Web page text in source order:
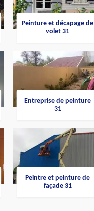
Peinture et décapage de
volet 31
Entreprise de peinture
31
Peintre et peinture de
façade 31